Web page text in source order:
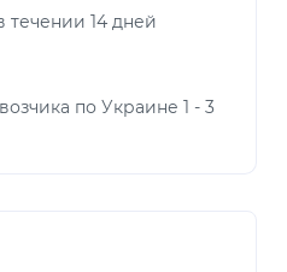
течении 14 дней
по Украине 1 - 3